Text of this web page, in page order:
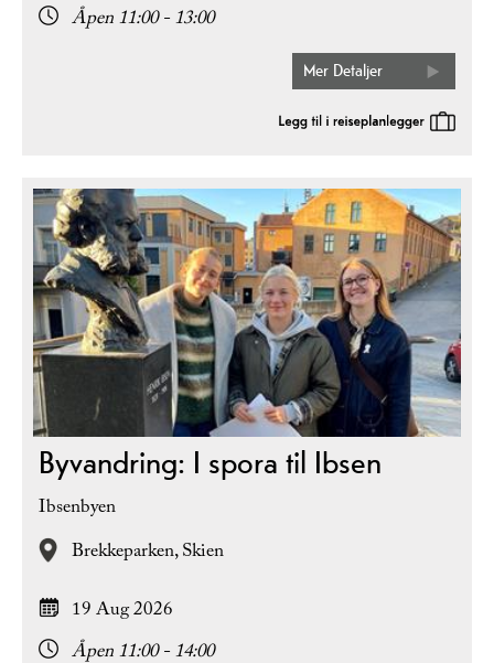
Åpen 11:00 - 13:00
Mer Detaljer
Byvandring: I spora til Ibsen
Ibsenbyen
Brekkeparken,Skien
19 Aug 2026
Åpen 11:00 - 14:00